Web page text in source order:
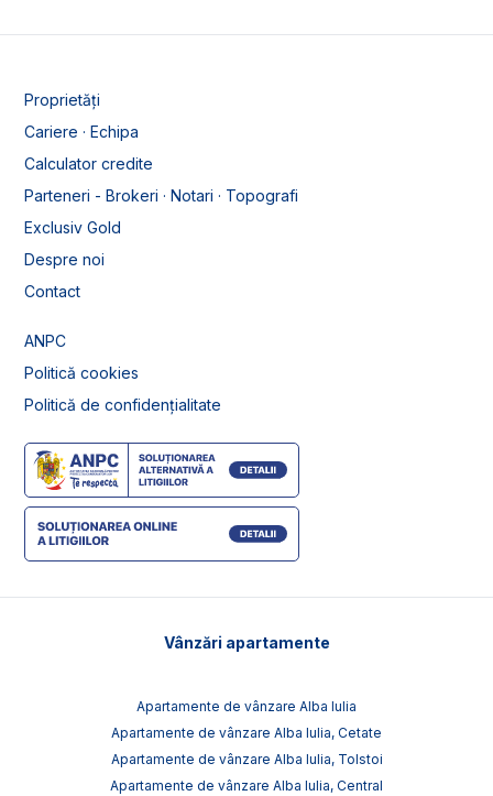
Proprietăți
Cariere · Echipa
Calculator credite
Parteneri - Brokeri · Notari · Topografi
Exclusiv Gold
Despre noi
Contact
ANPC
Politică cookies
Politică de confidențialitate
Vânzări apartamente
Apartamente de vânzare Alba Iulia
Apartamente de vânzare Alba Iulia, Cetate
Apartamente de vânzare Alba Iulia, Tolstoi
Apartamente de vânzare Alba Iulia, Central